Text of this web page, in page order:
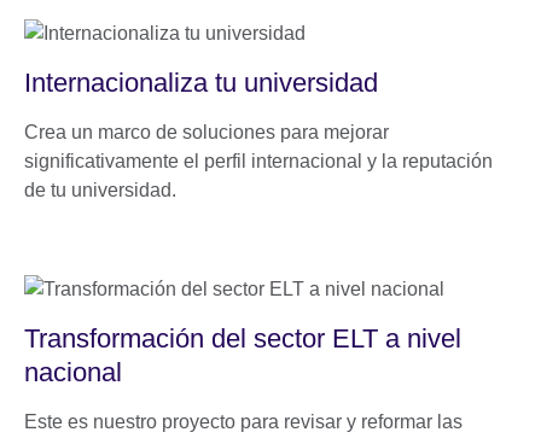
Internacionaliza tu universidad
Crea un marco de soluciones para mejorar
significativamente el perfil internacional y la reputación
de tu universidad.
Transformación del sector ELT a nivel
nacional
Este es nuestro proyecto para revisar y reformar las